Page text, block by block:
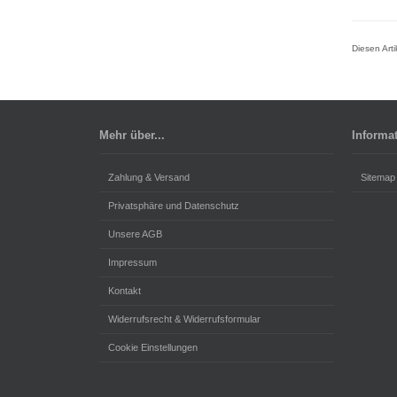
Diesen
Mehr über...
Zahlung & Versand
Privatsphäre und Datenschutz
Unsere AGB
Impressum
Kontakt
Widerrufsrecht & Widerrufsformular
Cookie Einstellungen
Sitemap